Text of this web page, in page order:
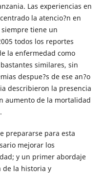
Las experiencias en
la atencio?n en
tiene un
todos los reportes
la enfermedad como
similares, sin
despue?s de ese an?o
describieron la presencia
aumento de la mortalidad
prepararse para esta
mejorar los
y un primer abordaje
de la historia y